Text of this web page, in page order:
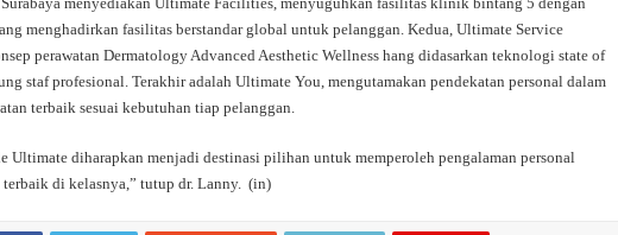
menghadirkan fasilitas berstandar global untuk pelanggan. Kedua, Ultimate Service
perawatan Dermatology Advanced Aesthetic Wellness hang didasarkan teknologi state of
staf profesional. Terakhir adalah Ultimate You, mengutamakan pendekatan personal dalam
terbaik sesuai kebutuhan tiap pelanggan.
Ultimate diharapkan menjadi destinasi pilihan untuk memperoleh pengalaman personal
terbaik di kelasnya,” tutup dr. Lanny. (in)